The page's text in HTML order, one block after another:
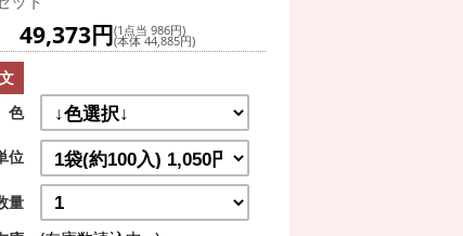
49,373円(1点当 986円)
(本体 44,885円)
色
位
量